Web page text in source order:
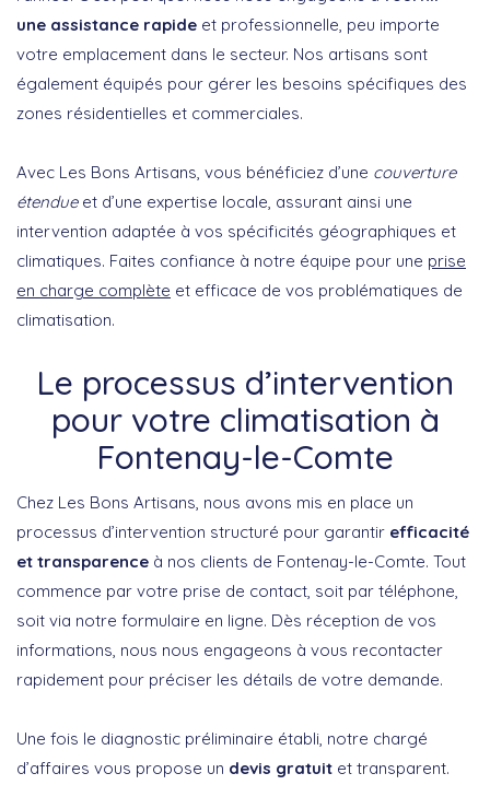
une assistance rapide et professionnelle, peu importe
votre emplacement dans le secteur. Nos artisans sont
également équipés pour gérer les besoins spécifiques des
zones résidentielles et commerciales.
Avec Les Bons Artisans, vous bénéficiez d’une couverture
étendueet d’une expertise locale, assurant ainsi une
intervention adaptée à vos spécificités géographiques et
climatiques. Faites confiance à notre équipe pour une prise
en charge complète et efficace de vos problématiques de
climatisation.
Le processus d’intervention
pour votre climatisation à
Fontenay-le-Comte
Chez Les Bons Artisans, nous avons mis en place un
processus d’intervention structuré pour garantir efficacité
et transparence à nos clients de Fontenay-le-Comte. Tout
commence par votre prise de contact, soit par téléphone,
soit via notre formulaire en ligne. Dès réception de vos
informations, nous nous engageons à vous recontacter
rapidement pour préciser les détails de votre demande.
Une fois le diagnostic préliminaire établi, notre chargé
d’affaires vous propose un devis gratuit et transparent.